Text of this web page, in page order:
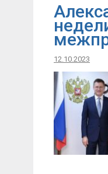
12.10.2023